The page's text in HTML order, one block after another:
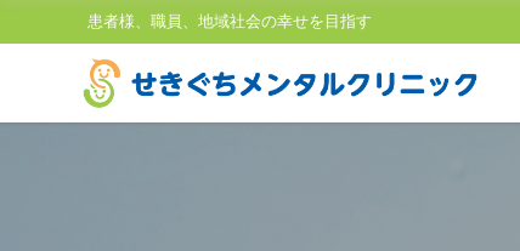
患者様、職員、地域社会の幸せを目指す